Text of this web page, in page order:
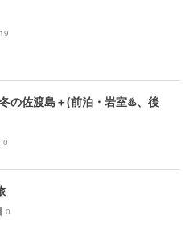
19
の佐渡島＋(前泊・岩室♨️、後
0
0